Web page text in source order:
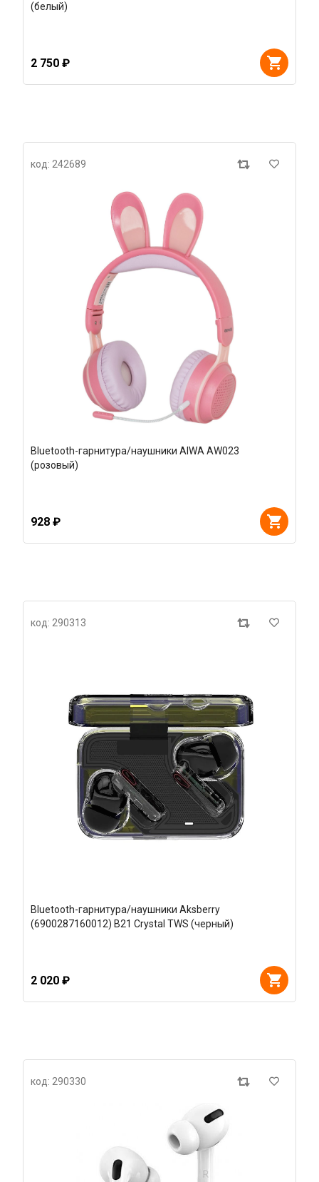
(белый)
2 750 ₽
код: 242689
Bluetooth-гарнитура/наушники AIWA AW023
(розовый)
928 ₽
код: 290313
Bluetooth-гарнитура/наушники Aksberry
(6900287160012) B21 Crystal TWS (черный)
2 020 ₽
код: 290330